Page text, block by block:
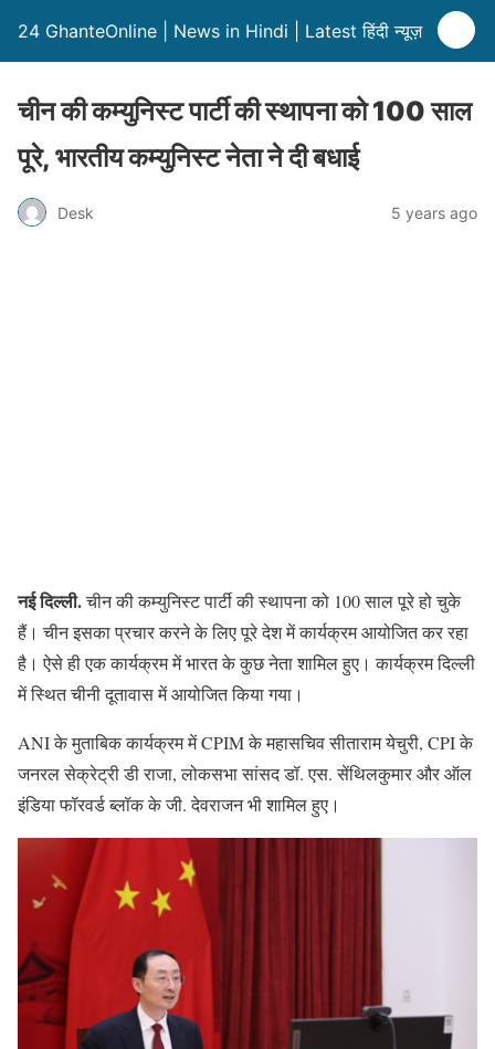
24 GhanteOnline | News in Hindi | Latest हिंदी न्यूज़
चीन की कम्युनिस्ट पार्टी की स्थापना को 100 साल
पूरे, भारतीय कम्युनिस्ट नेता ने दी बधाई
Desk 5 years ago
नई दिल्ली.चीन की कम्युनिस्ट पार्टी की स्थापना को 100 साल पूरे हो चुके
हैं। चीन इसका प्रचार करने के लिए पूरे देश में कार्यक्रम आयोजित कर रहा
है। ऐसे ही एक कार्यक्रम में भारत के कुछ नेता शामिल हुए। कार्यक्रम दिल्ली
में स्थित चीनी दूतावास में आयोजित किया गया।
ANI के मुताबिक कार्यक्रम में CPIM के महासचिव सीताराम येचुरी, CPI के
जनरल सेक्रेट्री डी राजा, लोकसभा सांसद डॉ. एस. सेंथिलकुमार और ऑल
इंडिया फॉरवर्ड ब्लॉक के जी. देवराजन भी शामिल हुए।